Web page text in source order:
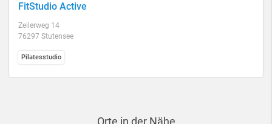
FitStudio Active
Zeilerweg 14
76297 Stutensee
Pilatesstudio
Orte in der Nähe